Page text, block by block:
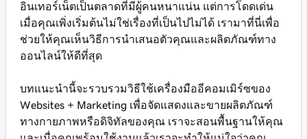
อินเทอร์เน็ตเป็นตลาดที่มีผู้คนหนาแน่น แต่การโดดเด่น
เมื่อคุณเพิ่งเริ่มต้นไม่ใช่เรื่องที่เป็นไปไม่ได้ เรามาที่นี่เพื่อ
ช่วยให้คุณเห็นวิธีการนำเสนอตัวคุณและผลิตภัณฑ์ทาง
ออนไลน์ให้ดีที่สุด
บทแนะนำนี้จะรวบรวมวิธีใช้เครื่องมืออีคอมเมิร์ซของ
Websites + Marketing เพื่อจัดแสดงและขายผลิตภัณฑ์
ทางกายภาพหรือดิจิทัลของคุณ เราจะสอนพื้นฐานให้คุณ